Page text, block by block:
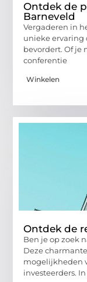
Ontdek de
Barneveld
Vergaderen in
unieke ervaring
bevordert. Of je
conferentie
Winkelen
Ontdek de
Ben je op zoek
Deze
mogelijkheden
investeerders.